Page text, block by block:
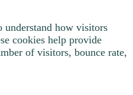
understand how visitors
cookies help provide
of visitors, bounce rate,